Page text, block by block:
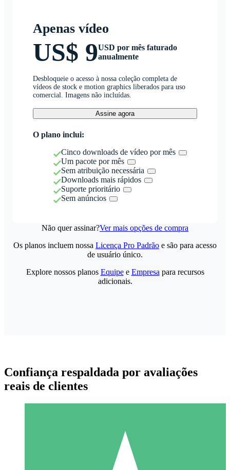
Apenas vídeo
US$ 9USD por mês faturado
anualmente
Desbloqueie o acesso à nossa coleção completa de
vídeos de stock e motion graphics liberados para uso
comercial. Imagens não incluídas.
Assine agora
O plano inclui:
Cinco downloads de vídeo por mês
Um pacote por mês
Sem atribuição necessária
Downloads mais rápidos
Suporte prioritário
Sem anúncios
Não quer assinar?Ver mais opções de compra
Pacotes de Créditos Individuais
Os planos incluem nossa Licença Pro Padrão e são para acesso
de usuário único.
Explore nossos planos Equipee Empresa para recursos
adicionais.
Confiança respaldada por avaliações
reais de clientes